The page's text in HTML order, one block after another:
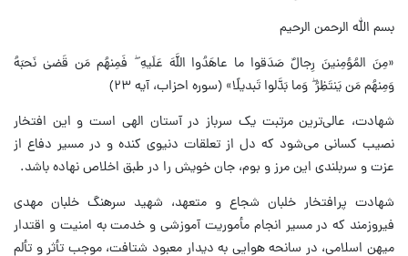
بسم الله الرحمن الرحیم
«مِنَ المُؤمِنینَ رِجالٌ صَدَقوا ما عاهَدُوا اللَّهَ عَلَیهِ ۖ فَمِنهُم مَن قَضیٰ نَحبَهُ
وَمِنهُم مَن یَنتَظِرُ ۖ وَما بَدَّلوا تَبدیلًا» (سوره احزاب، آیه ۲۳)
شهادت، عالی‌ترین مرتبت یک سرباز در آستان الهی است و این افتخار
نصیب کسانی می‌شود که دل از تعلقات دنیوی کنده و در مسیر دفاع از
عزت و سربلندی این مرز و بوم، جان خویش را در طبق اخلاص نهاده باشد.
شهادت پرافتخار خلبان شجاع و متعهد، شهید سرهنگ خلبان مهدی
فیروزمند که در مسیر انجام مأموریت آموزشی و خدمت به امنیت و اقتدار
میهن اسلامی، در سانحه هوایی به دیدار معبود شتافت، موجب تأثر و تألم